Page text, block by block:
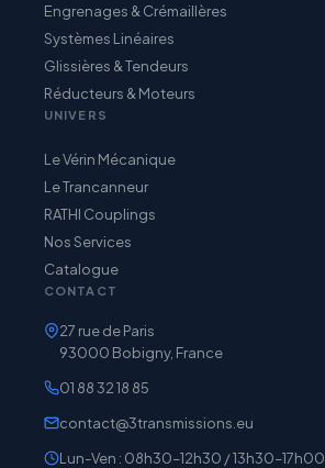
Engrenages & Crémaillères
Systèmes Linéaires
Glissières & Tendeurs
Réducteurs & Moteurs
UNIVERS
Le Vérin Mécanique
Le Trancanneur
RATHI Couplings
Nos Services
Catalogue
CONTACT
27 rue de Paris
93000 Bobigny, France
01 88 32 18 85
contact@3transmissions.eu
Lun-Ven : 08h30–12h30 / 13h30–17h00